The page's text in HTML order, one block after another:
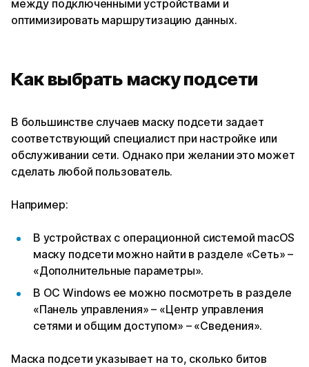
между подключенными устройствами и
оптимизировать маршрутизацию данных.
Как выбрать маску подсети
В большинстве случаев маску подсети задает
соответствующий специалист при настройке или
обслуживании сети. Однако при желании это может
сделать любой пользователь.
Например:
В устройствах с операционной системой macOS
маску подсети можно найти в разделе «Сеть» –
«Дополнительные параметры».
В ОС Windows ее можно посмотреть в разделе
«Панель управления» – «Центр управления
сетями и общим доступом» – «Сведения».
Маска подсети указывает на то, сколько битов